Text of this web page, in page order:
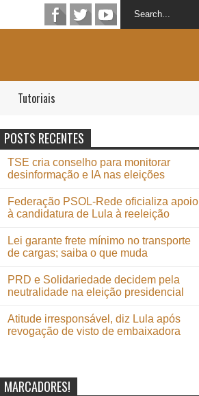
Tutoriais
POSTS RECENTES
TSE cria conselho para monitorar
desinformação e IA nas eleições
Federação PSOL-Rede oficializa apoio
à candidatura de Lula à reeleição
Lei garante frete mínimo no transporte
de cargas; saiba o que muda
PRD e Solidariedade decidem pela
neutralidade na eleição presidencial
Atitude irresponsável, diz Lula após
revogação de visto de embaixadora
MARCADORES!